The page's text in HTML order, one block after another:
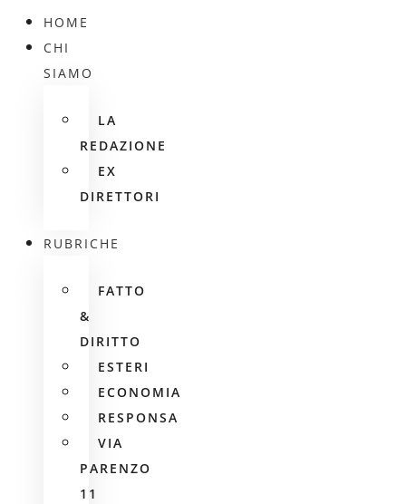
HOME
CHI
SIAMO
LA
REDAZIONE
EX
DIRETTORI
RUBRICHE
FATTO
&
DIRITTO
ESTERI
ECONOMIA
RESPONSA
VIA
PARENZO
11